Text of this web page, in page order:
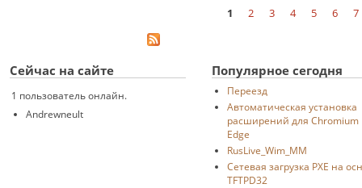
1 2 3 4 5 6 7
Сейчас на сайте
1 пользователь онлайн.
Andrewneult
Популярное сегодня
Переезд
Автоматическая установка
расширений для Chromium
Edge
RusLive_Wim_MM
Сетевая загрузка PXE на
TFTPD32